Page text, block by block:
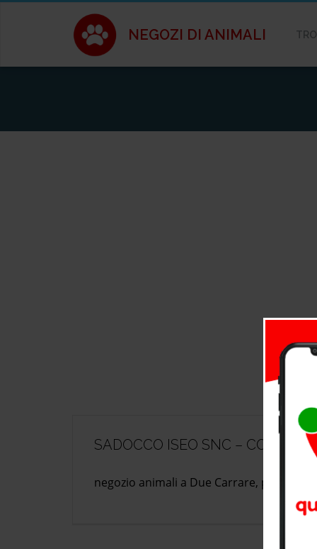
NEGOZI DI ANIMALI
SADOCCO ISEO SNC –
negozio animali a Due Carrare, provincia